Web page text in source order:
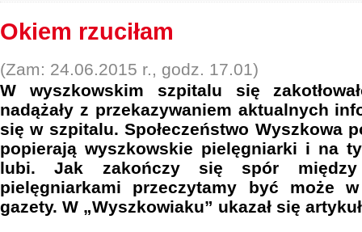
Okiem rzuciłam
(Zam: 24.06.2015 r., godz. 17.01)
W wyszkowskim szpitalu się
nadążały z przekazywaniem aktualnych
się w szpitalu. Społeczeństwo Wyszkowa
popierają wyszkowskie pielęgniarki i na
lubi. Jak zakończy się spór
pielęgniarkami przeczytamy być może
gazety. W „Wyszkowiaku” ukazał się